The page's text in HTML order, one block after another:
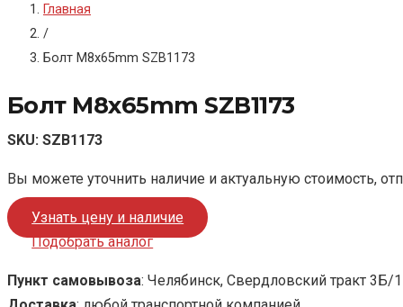
Главная
/
Болт M8x65mm SZB1173
Болт M8x65mm SZB1173
SKU: SZB1173
Вы можете уточнить наличие и актуальную стоимость,
Узнать цену и наличие
Подобрать аналог
Пункт самовывоза: Челябинск, Свердловский тракт 3Б/1